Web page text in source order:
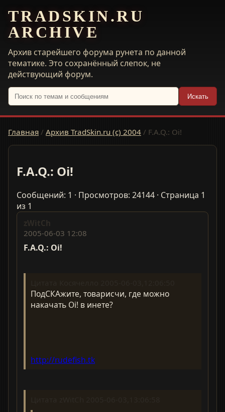
TRADSKIN.RU
ARCHIVE
Архив старейшего форума рунета по данной
тематике. Это сохранённый слепок, не
действующий форум.
Искать
Главная / Архив TradSkin.ru (с) 2004 / F.A.Q.: Oi!
F.A.Q.: Oi!
Сообщений: 1 · Просмотров: 24144 · Страница 1
из 1
zWitCh
2005-06-03 12:08
F.A.Q.: Oi!
ПодСКАжите, товарисчи, где можно
накачать Oi! в инете?
http://rudefish.tk